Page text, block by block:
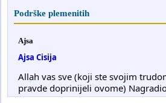
Podrške plemenitih
Ajsa
Ajsa Cisija
Allah vas sve (koji ste svojim
pravde doprinijeli ovome)